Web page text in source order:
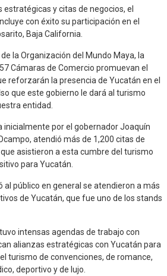
y citas de negocios, el
con éxito su participación en el
Baja California.
la Organización del Mundo Maya, la
Cámaras de Comercio promuevan el
reforzarán la presencia de Yucatán en el
que este gobierno le dará al turismo
entidad.
inicialmente por el gobernador Joaquín
atendió más de 1,200 citas de
asistieron a esta cumbre del turismo
para Yucatán.
público en general se atendieron a más
de Yucatán, que fue uno de los stands
intensas agendas de trabajo con
alianzas estratégicas con Yucatán para
turismo de convenciones, de romance,
deportivo y de lujo.